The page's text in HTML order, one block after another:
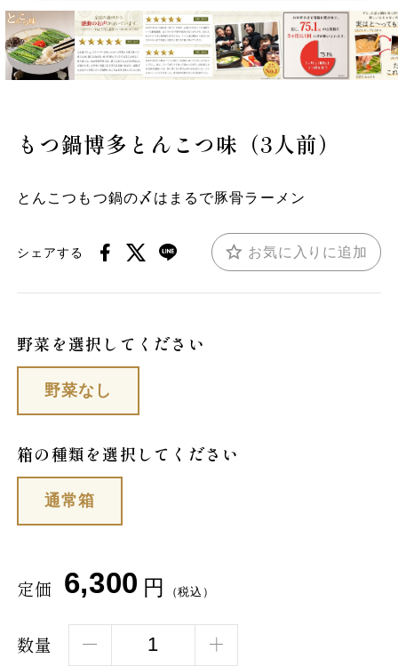
もつ鍋博多とんこつ味（3人前）
とんこつもつ鍋の〆はまるで豚骨ラーメン
シェアする お気に入りに追加
野菜を選択してください
野菜なし
箱の種類を選択してください
通常箱
定価 6,300 円 （税込）
数量